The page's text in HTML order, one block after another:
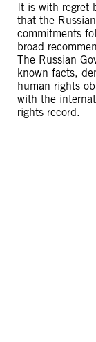
It is with regret
that the
commitments
broad
The Russian
known facts,
human rights
with the
rights record.